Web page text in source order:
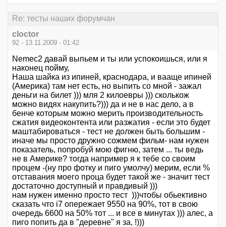
Re: тесты наших форумчан
cloctor
92 - 13.11.2009 - 01:42
Nemec2 давай выпьем и ты или успокоишься, или я
наконец пойму,
Наша шайка из ипиней, краснодара, и вааще ипиней
(Америка) там нет есть, но выпить со мной - зажал
деньги на билет ))) мля 2 килоевры ))) сколькож
можно видях накупить?))) да и не в нас дело, а в
бенче которым можно мерить производительность
сжатия видеоконтента или разжатия - если это будет
маштабироваться - тест не должен быть большим -
иначе мы просто дружно сожмем фильм- нам нужен
показатель, попробуй мою фигню, затем ... ты ведь
не в Америке? тогда например я к тебе со своим
процем -(ну про фотку и пиго умолчу) мерим, если %
отставания моего проца будет такой же - значит тест
достаточно доступный и правдивый )))
нам нужен именно просто тест )))чтобы обьективно
сказать что i7 опережает 9550 на 90%, тот в свою
очередь 6600 на 50% тот ... и все в минутах ))) алес, а
пиго попить да в "деревне" я за, !)))